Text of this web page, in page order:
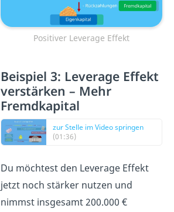
Positiver Leverage Effekt
Beispiel 3: Leverage Effekt
verstärken – Mehr
Fremdkapital
zur Stelle im Video springen
(01:36)
Du möchtest den Leverage Effekt
jetzt noch stärker nutzen und
nimmst insgesamt 200.000 €